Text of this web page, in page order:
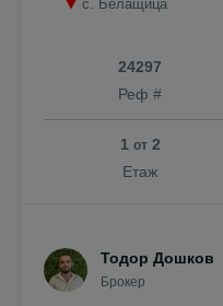
с. Белащица
24297
Реф #
1 от2
Етаж
Тодор Дошков
Брокер